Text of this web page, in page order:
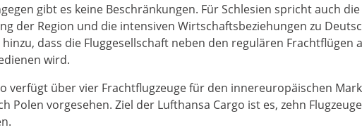
gibt es keine Beschränkungen. Für Schlesien spricht auch die
der Region und die intensiven Wirtschaftsbeziehungen zu
hinzu, dass die Fluggesellschaft neben den regulären Frachtflügen
wird.
verfügt über vier Frachtflugzeuge für den innereuropäischen
Polen vorgesehen. Ziel der Lufthansa Cargo ist es, zehn